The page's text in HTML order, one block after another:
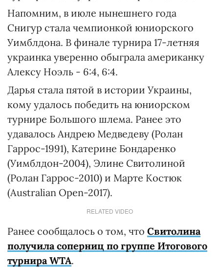
Напомним, в июле нынешнего года
Снигур стала чемпионкой юниорского
Уимблдона. В финале турнира 17-летняя
украинка уверенно обыграла американку
Алексу Ноэль - 6:4, 6:4.
Дарья стала пятой в истории Украины,
кому удалось победить на юниорском
турнире Большого шлема. Ранее это
удавалось Андрею Медведеву (Ролан
Гаррос-1991), Катерине Бондаренко
(Уимблдон-2004), Элине Свитолиной
(Ролан Гаррос-2010) и Марте Костюк
(Australian Open-2017).
RELATED VIDEO
Ранее сообщалось о том, что Свитолина
получила соперниц по группе Итогового
турнира WTA.